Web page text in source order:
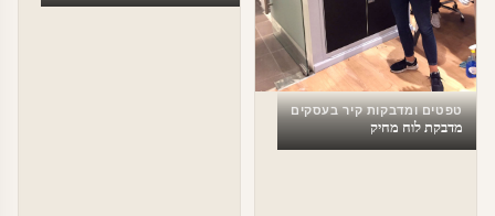
טפטים ומדבקות קיר בעסקים
מדבקת לוח מחיק